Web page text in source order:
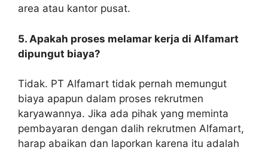
area atau kantor pusat.
5. Apakah proses melamar kerja di Alfamart
dipungut biaya?
Tidak. PT Alfamart tidak pernah memungut
biaya apapun dalam proses rekrutmen
karyawannya. Jika ada pihak yang meminta
pembayaran dengan dalih rekrutmen Alfamart,
harap abaikan dan laporkan karena itu adalah